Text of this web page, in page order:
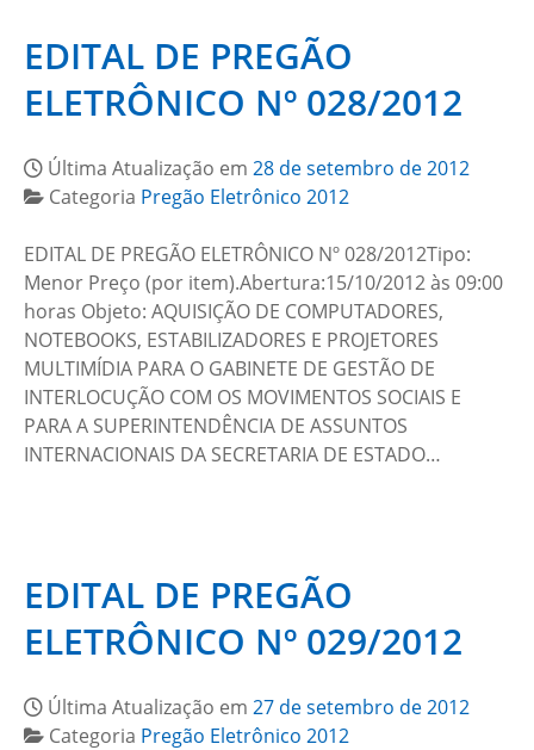
EDITAL DE PREGÃO
ELETRÔNICO Nº 028/2012
Última Atualização em 28 de setembro de 2012
Categoria Pregão Eletrônico 2012
EDITAL DE PREGÃO ELETRÔNICO Nº 028/2012Tipo:
Menor Preço (por item).Abertura:15/10/2012 às 09:00
horas Objeto: AQUISIÇÃO DE COMPUTADORES,
NOTEBOOKS, ESTABILIZADORES E PROJETORES
MULTIMÍDIA PARA O GABINETE DE GESTÃO DE
INTERLOCUÇÃO COM OS MOVIMENTOS SOCIAIS E
PARA A SUPERINTENDÊNCIA DE ASSUNTOS
INTERNACIONAIS DA SECRETARIA DE ESTADO…
EDITAL DE PREGÃO
ELETRÔNICO Nº 029/2012
Última Atualização em 27 de setembro de 2012
Categoria Pregão Eletrônico 2012